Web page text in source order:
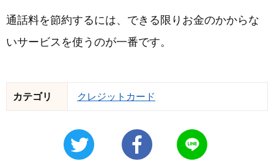
通話料を節約するには、できる限りお金のかからな
いサービスを使うのが一番です。
カテゴリ クレジットカード